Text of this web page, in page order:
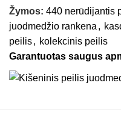
Žymos: 440 nerūdijantis
juodmedžio rankena ,
peilis, kolekcinis peilis
Garantuotas saugus